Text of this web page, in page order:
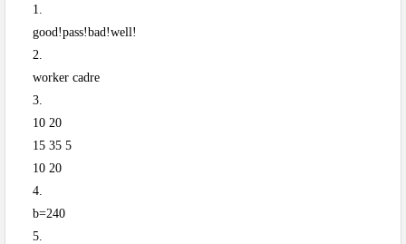
1.
good!pass!bad!well!
2.
worker cadre
3.
10 20
15 35 5
10 20
4.
b=240
5.